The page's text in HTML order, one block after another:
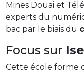
Mines Douai et
experts du
bac par le biais du
Focus sur
Cette école forme